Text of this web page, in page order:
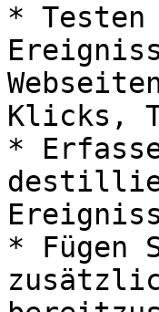
* Testen
Klicks,
*
* Fügen